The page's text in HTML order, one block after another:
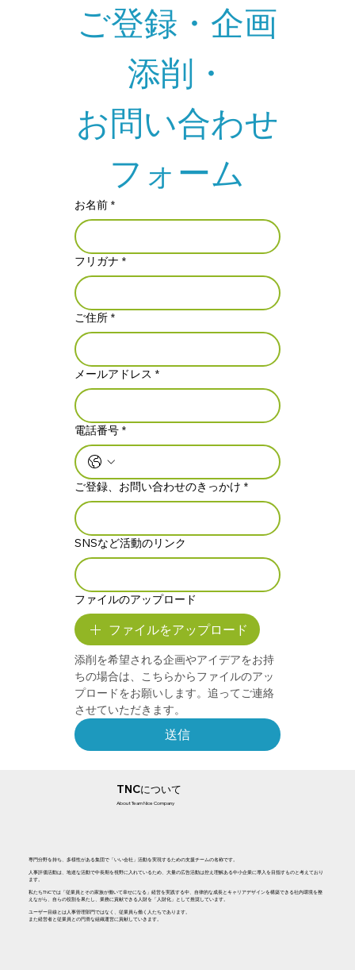
ご登録・企画
添削・
お問い合わせ
フォーム
お名前 *
フリガナ *
ご住所 *
メールアドレス *
電話番号 *
ご登録、お問い合わせのきっかけ *
SNSなど活動のリンク
ファイルのアップロード
ファイルをアップロード
添削を希望される企画やアイデアをお持
ちの場合は、こちらからファイルのアッ
プロードをお願いします。追ってご連絡
させていただきます。
送信
TNCについて
専門分野を持ち、多様性がある集団で「いい会社」活動を実現するための支援チームの名称です。
人事評価活動は、地道な活動で中長期を視野に入れているため、大量の広告活動は控え理解ある中小企業に導入を目指すものと考えており
ます。
私たちTNCでは「従業員とその家族が働いて幸せになる」経営を実践する中、自律的な成長とキャリアデザインを構築できる社内環境を整
えながら、自らの役割を果たし、業務に貢献できる人財を「人財化」として推奨しています。
ユーザー目線とは人事管理部門ではなく、従業員ら働く人たちであります。
また経営者と従業員との円滑な組織運営に貢献していきます。
About Team Nice Company